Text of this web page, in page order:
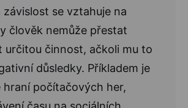
závislost se vztahuje na
člověk nemůže přestat
určitou činnost, ačkoli mu to
důsledky. Příkladem je
hraní počítačových her,